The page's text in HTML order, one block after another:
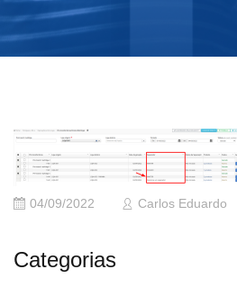
04/09/2022 Carlos Eduardo
Categorias